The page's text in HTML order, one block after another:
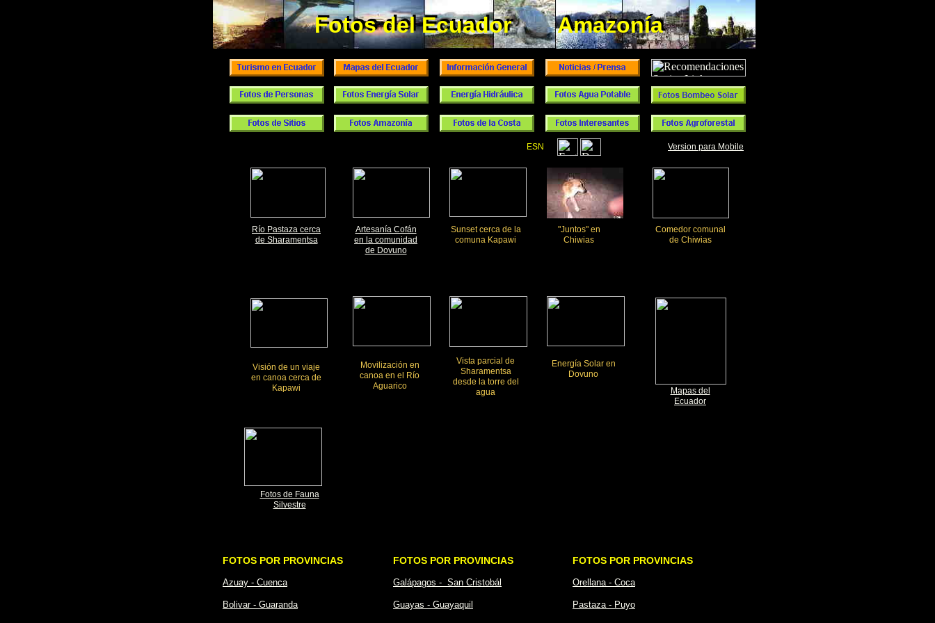
Fotos del Ecuador
Fotos del Ecuador Amazonía
Amazonía
Río Pastaza cerca
de Sharamentsa
Sunset cerca de la
comuna Kapawi
Comedor comunal
de Chiwias
Artesanía Cofán
en la comunidad
de Dovuno
Vista parcial de
Sharamentsa
desde la torre del
agua
Energía Solar en
Dovuno
"Juntos" en
Chiwias
Movilización en
canoa en el Río
Aguarico
Visión de un viaje
en canoa cerca de
Kapawi
Mapas del
Ecuador
Fotos de Fauna
Silvestre
Version para Mobile
FOTOS POR PROVINCIAS
Galápagos - San Cristobál
Guayas - Guayaquil
FOTOS POR PROVINCIAS
Orellana - Coca
Pastaza - Puyo
FOTOS POR PROVINCIAS
Azuay - Cuenca
Bolivar - Guaranda
ESN